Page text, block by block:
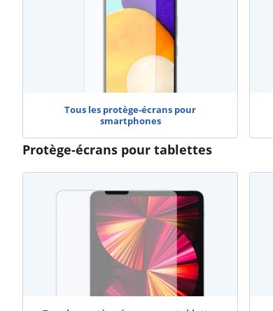
Tous les protège-écrans pour
smartphones
Protège-écrans pour tablettes